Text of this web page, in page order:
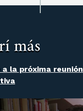
más
la próxima reunión